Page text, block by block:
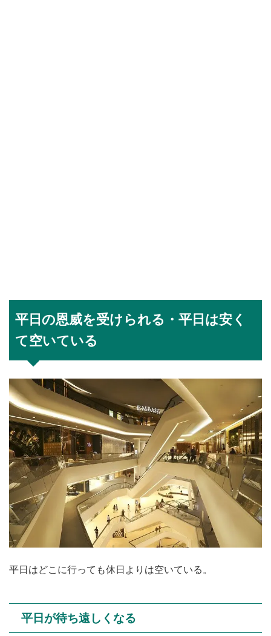
平日の恩威を受けられる・平日は安く
て空いている
平日はどこに行っても休日よりは空いている。
平日が待ち遠しくなる